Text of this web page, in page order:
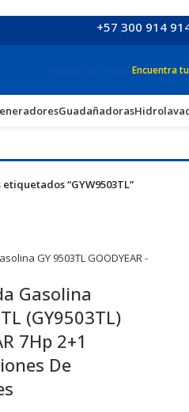
+57 300 914
Encuentra
Guadañadoras
“GYW9503TL”
Gasolina
(GY9503TL)
7Hp 2+1
De